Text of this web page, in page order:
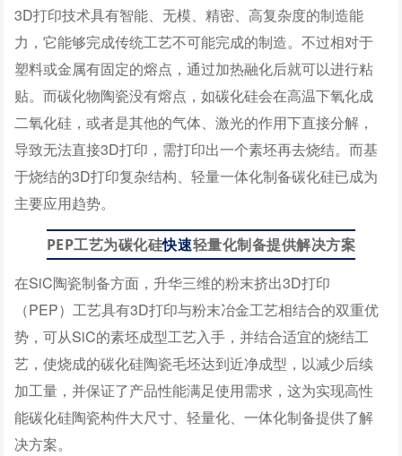
3D打印技术具有智能、无模、精密、高复杂度的制造能
力，它能够完成传统工艺不可能完成的制造。不过相对于
塑料或金属有固定的熔点，通过加热融化后就可以进行粘
贴。而碳化物陶瓷没有熔点，如碳化硅会在高温下氧化成
二氧化硅，或者是其他的气体、激光的作用下直接分解，
导致无法直接3D打印，需打印出一个素坯再去烧结。而基
于烧结的3D打印复杂结构、轻量一体化制备碳化硅已成为
主要应用趋势。
PEP工艺为碳化硅快速轻量化制备提供解决方案
在SiC陶瓷制备方面，升华三维的粉末挤出3D打印
（PEP）工艺具有3D打印与粉末冶金工艺相结合的双重优
势，可从SiC的素坯成型工艺入手，并结合适宜的烧结工
艺，使烧成的碳化硅陶瓷毛坯达到近净成型，以减少后续
加工量，并保证了产品性能满足使用需求，这为实现高性
能碳化硅陶瓷构件大尺寸、轻量化、一体化制备提供了解
决方案。